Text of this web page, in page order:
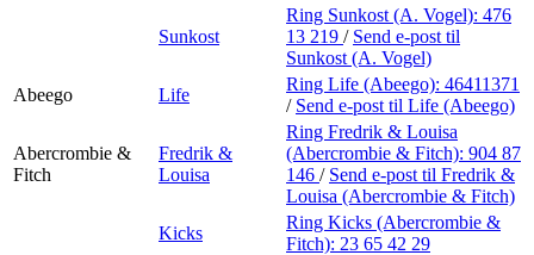
Sunkost
Ring Sunkost (A. Vogel): 476
13 219 / Send e-post til
Sunkost (A. Vogel)
Abeego
Life
Ring Life (Abeego): 46411371
/ Send e-post til Life (Abeego)
Abercrombie &
Fitch
Fredrik &
Louisa
Ring Fredrik & Louisa
(Abercrombie & Fitch): 904 87
146 / Send e-post til Fredrik &
Louisa (Abercrombie & Fitch)
Kicks
Ring Kicks (Abercrombie &
Fitch): 23 65 42 29